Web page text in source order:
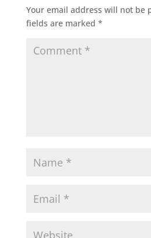
Your email address will not be
fields are marked *